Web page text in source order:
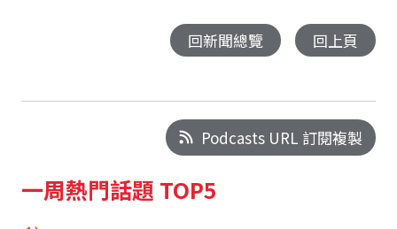
回新聞總覽 回上頁
Podcasts URL 訂閱複製
一周熱門話題 TOP5